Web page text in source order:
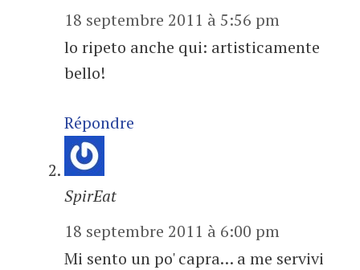
18 septembre 2011 à 5:56 pm
lo ripeto anche qui: artisticamente
bello!
Répondre
SpirEat
18 septembre 2011 à 6:00 pm
Mi sento un po' capra… a me servivi